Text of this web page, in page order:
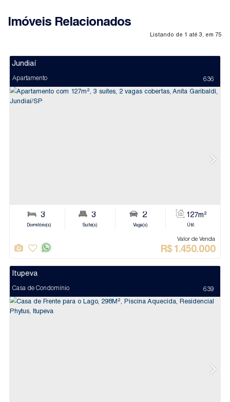
Imóveis Relacionados
Listando de 1 até 3, em 75